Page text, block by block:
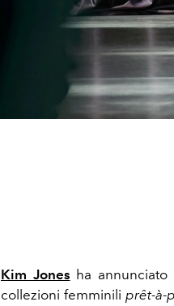
Kim Jones ha
collezioni femminili prêt-à-